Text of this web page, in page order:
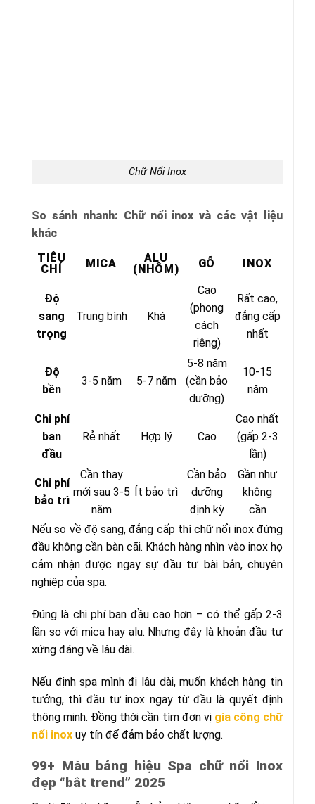
Chữ Nổi Inox
So sánh nhanh: Chữ nổi inox và các vật liệu
khác
TIÊU
CHÍ
MICA
ALU
(NHÔM)
GỖ INOX
Độ
sang
trọng
Trung bình Khá
Cao
(phong
cách
riêng)
Rất cao,
đẳng cấp
nhất
Độ
bền
3-5 năm 5-7 năm
5-8 năm
(cần bảo
dưỡng)
10-15
năm
Chi phí
ban
đầu
Rẻ nhất Hợp lý Cao
Cao nhất
(gấp 2-3
lần)
Chi phí
bảo trì
Cần thay
mới sau 3-5
năm
Ít bảo trì
Cần bảo
dưỡng
định kỳ
Gần như
không
cần
Nếu so về độ sang, đẳng cấp thì chữ nổi inox đứng
đầu không cần bàn cãi. Khách hàng nhìn vào inox họ
cảm nhận được ngay sự đầu tư bài bản, chuyên
nghiệp của spa.
Đúng là chi phí ban đầu cao hơn – có thể gấp 2-3
lần so với mica hay alu. Nhưng đây là khoản đầu tư
xứng đáng về lâu dài.
Nếu định spa mình đi lâu dài, muốn khách hàng tin
tưởng, thì đầu tư inox ngay từ đầu là quyết định
thông minh. Đồng thời cần tìm đơn vị gia công chữ
nổi inox uy tín để đảm bảo chất lượng.
99+ Mẫu bảng hiệu Spa chữ nổi Inox
đẹp “bắt trend” 2025